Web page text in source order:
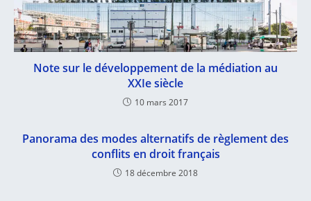
Note sur le développement de la médiation au
XXIe siècle
10 mars 2017
Panorama des modes alternatifs de règlement des
conflits en droit français
18 décembre 2018